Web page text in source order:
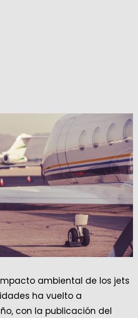
ambiental de los jets
ha vuelto a
con la publicación del